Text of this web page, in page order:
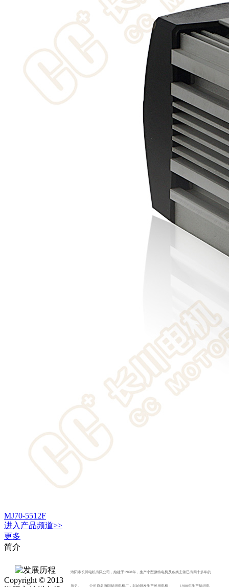
MJ70-5512F
进入 产品频道>>
更多
简介
海阳市长川电机有限公司，始建于1968年，生产小型微特电机及各类主轴已有四十多年的
历史。 公司原名海阳纺织电机厂，起始研发生产民用电机； 1980年生产纺织电
Copyright © 2013